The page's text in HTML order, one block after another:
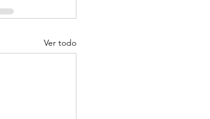
Ver todo